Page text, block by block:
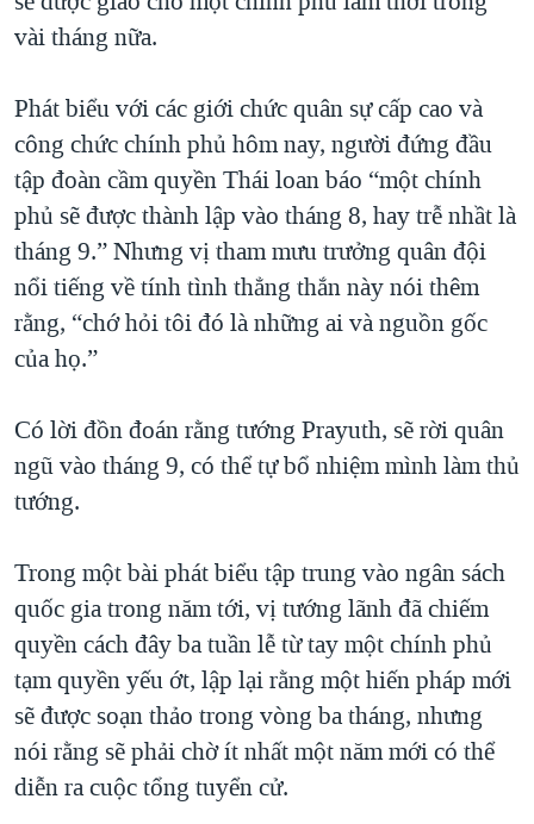
QUAN HỆ VIỆT MỸ
vài tháng nữa.
Phát biểu với các giới chức quân sự cấp cao và
công chức chính phủ hôm nay, người đứng đầu
tập đoàn cầm quyền Thái loan báo “một chính
phủ sẽ được thành lập vào tháng 8, hay trễ nhầt là
tháng 9.” Nhưng vị tham mưu trưởng quân đội
nổi tiếng về tính tình thẳng thắn này nói thêm
rằng, “chớ hỏi tôi đó là những ai và nguồn gốc
của họ.”
Có lời đồn đoán rằng tướng Prayuth, sẽ rời quân
ngũ vào tháng 9, có thể tự bổ nhiệm mình làm thủ
tướng.
Trong một bài phát biểu tập trung vào ngân sách
quốc gia trong năm tới, vị tướng lãnh đã chiếm
quyền cách đây ba tuần lễ từ tay một chính phủ
tạm quyền yếu ớt, lập lại rằng một hiến pháp mới
sẽ được soạn thảo trong vòng ba tháng, nhưng
nói rằng sẽ phải chờ ít nhất một năm mới có thể
diễn ra cuộc tổng tuyển cử.